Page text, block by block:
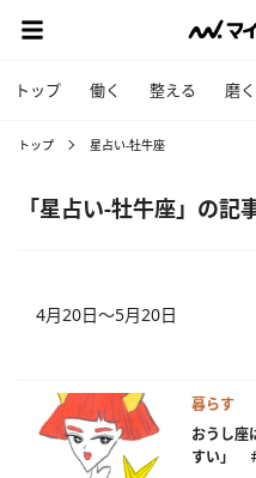
トップ 働く 整える 磨く
トップ 星占い-牡牛座
「星占い-牡牛座」の記
4月20日～5月20日
暮らす
おうし座
すい」